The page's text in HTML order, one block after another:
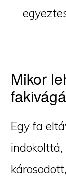
Mikor
Egy fa